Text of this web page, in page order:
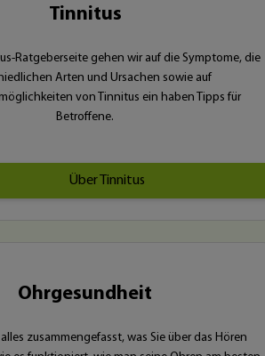
Tinnitus
Ratgeberseite gehen wir auf die Symptome, die
Arten und Ursachen sowie auf
von Tinnitus ein haben Tipps für
Betroffene.
Über Tinnitus
Ohrgesundheit
zusammengefasst, was Sie über das Hören